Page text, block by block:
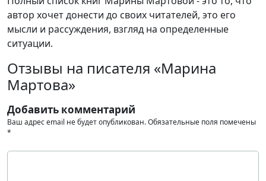
автор хочет донести до своих читателей, это его
мысли и рассуждения, взгляд на определенные
ситуации.
Отзывы на писателя «Марина
Мартова»
Добавить комментарий
Ваш адрес email не будет опубликован.Обязательные поля помечены
*